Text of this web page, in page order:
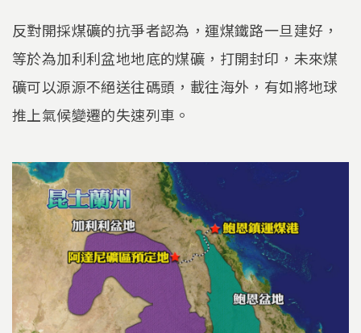
反對開採煤礦的抗爭者認為，運煤鐵路一旦建好，
等於為加利利盆地地底的煤礦，打開封印，未來煤
礦可以源源不絕送往碼頭，載往海外，有如將地球
推上氣候變遷的失速列車。